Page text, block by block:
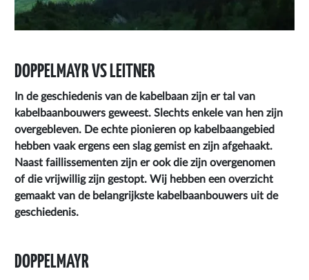
DOPPELMAYR VS LEITNER
In de geschiedenis van de kabelbaan zijn er tal van
kabelbaanbouwers geweest. Slechts enkele van hen zijn
overgebleven. De echte pionieren op kabelbaangebied
hebben vaak ergens een slag gemist en zijn afgehaakt.
Naast faillissementen zijn er ook die zijn overgenomen
of die vrijwillig zijn gestopt. Wij hebben een overzicht
gemaakt van de belangrijkste kabelbaanbouwers uit de
geschiedenis.
DOPPELMAYR